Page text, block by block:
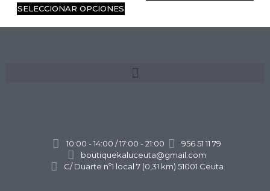
SELECCIONAR OPCIONES
10:00 - 14:00 / 17:00 - 21:00
956 51 11 79
boutiquekaluceuta@gmail.com
C/ Duarte nº1 local 7 (0,31 km) 51001 Ceuta